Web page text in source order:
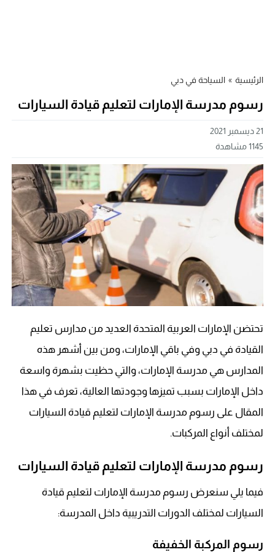
الرئيسية » السياحة في دبي
رسوم مدرسة الإمارات لتعليم قيادة السيارات
21 ديسمبر 2021
1145مشاهدة
تحتضن الإمارات العربية المتحدة العديد من مدارس تعليم
القيادة في دبي وفي باقي الإمارات، ومن بين أشهر هذه
المدارس هي مدرسة الإمارات، والتي حظيت بشهرة واسعة
داخل الإمارات بسبب تميزها وجودتها العالية، تعرف في هذا
المقال على رسوم مدرسة الإمارات لتعليم قيادة السيارات
لمختلف أنواع المركبات.
رسوم مدرسة الإمارات لتعليم قيادة السيارات
فيما يلي سنعرض رسوم مدرسة الإمارات لتعليم قيادة
السيارات لمختلف الدورات التدريبية داخل المدرسة:
رسوم المركبة الخفيفة